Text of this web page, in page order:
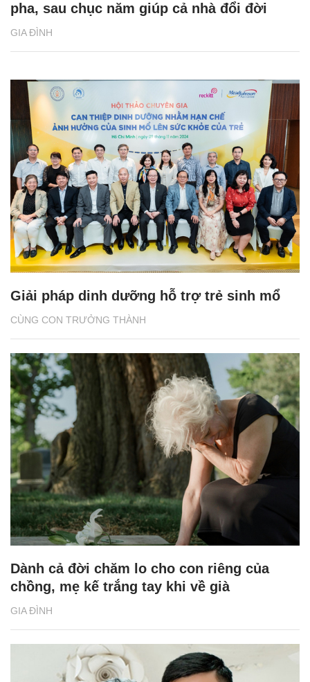
GIA ĐÌNH
pha, sau chục năm giúp cả nhà đổi đời
CÙNG CON TRƯỞNG THÀNH
Giải pháp dinh dưỡng hỗ trợ trẻ sinh mổ
GIA ĐÌNH
Dành cả đời chăm lo cho con riêng của
chồng, mẹ kế trắng tay khi về già